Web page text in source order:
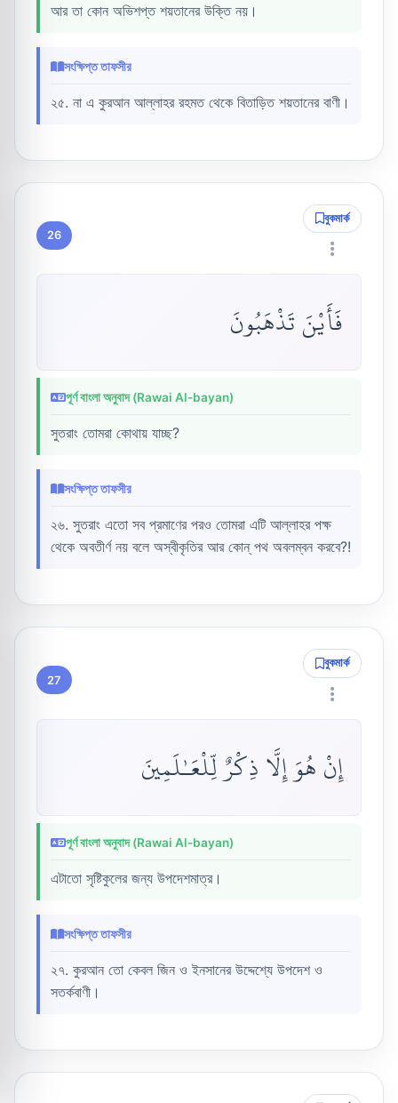
আর তা কোন অভিশপ্ত শয়তানের উক্তি নয়।
সংক্ষিপ্ত তাফসীর
২৫. না এ কুরআন আল্লাহর রহমত থেকে বিতাড়িত শয়তানের বাণী।
26
বুকমার্ক
فَأَيْنَ تَذْهَبُونَ
পূর্ণ বাংলা অনুবাদ (Rawai Al-bayan)
সুতরাং তোমরা কোথায় যাচ্ছ?
সংক্ষিপ্ত তাফসীর
২৬. সুতরাং এতো সব প্রমাণের পরও তোমরা এটি আল্লাহর পক্ষ
থেকে অবতীর্ণ নয় বলে অস্বীকৃতির আর কোন্ পথ অবলম্বন করবে?!
27
বুকমার্ক
إِنْ هُوَ إِلَّا ذِكْرٌ لِّلْعَـٰلَمِينَ
পূর্ণ বাংলা অনুবাদ (Rawai Al-bayan)
এটাতো সৃষ্টিকুলের জন্য উপদেশমাত্র।
সংক্ষিপ্ত তাফসীর
২৭. কুরআন তো কেবল জিন ও ইনসানের উদ্দেশ্যে উপদেশ ও
সতর্কবাণী।